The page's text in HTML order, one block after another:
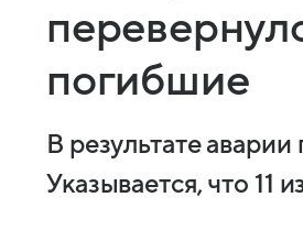
погибшие
В результате
Указывается, что 11